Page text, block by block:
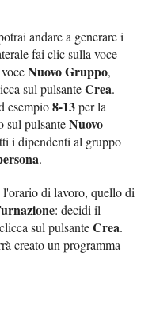
andare a generare i
fai clic sulla voce
voceNuovo Gruppo,
sul pulsanteCrea.
esempio8-13per la
sul pulsanteNuovo
i dipendenti al gruppo
.
l'orario di lavoro, quello di
: decidi il
sul pulsanteCrea.
creato un programma